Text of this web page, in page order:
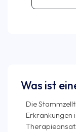
Was ist
Die
Erkrankungen